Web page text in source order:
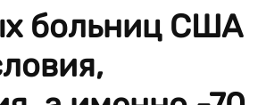
больниц США